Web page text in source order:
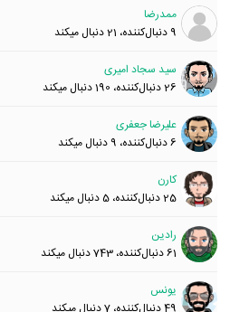
ممدرضا
9دنبال‌کننده، 21 دنبال میکند
سید سجاد امیری
26دنبال‌کننده، 190 دنبال میکند
علیرضا جعفری
6دنبال‌کننده، 9 دنبال میکند
کارن
25دنبال‌کننده، 5 دنبال میکند
رادین
61دنبال‌کننده، 743 دنبال میکند
یونس
49دنبال‌کننده، 7 دنبال میکند